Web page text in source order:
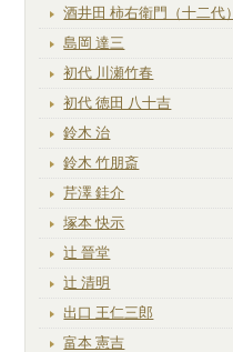
酒井田 柿右衛門（十二代）
島岡 達三
初代 川瀬竹春
初代 徳田 八十吉
鈴木 治
鈴木 竹朋斎
芹澤 銈介
塚本 快示
辻 晉堂
辻 清明
出口 王仁三郎
富本 憲吉